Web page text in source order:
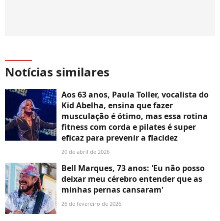
Notícias similares
Aos 63 anos, Paula Toller, vocalista do
Kid Abelha, ensina que fazer
musculação é ótimo, mas essa rotina
fitness com corda e pilates é super
eficaz para prevenir a flacidez
20 de abril de 2026
Bell Marques, 73 anos: 'Eu não posso
deixar meu cérebro entender que as
minhas pernas cansaram'
26 de fevereiro de 2026